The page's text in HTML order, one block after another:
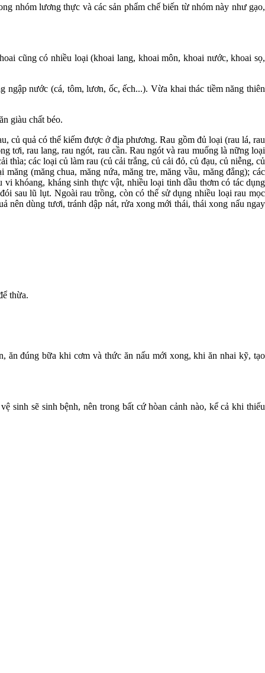
nhóm lương thực và các sản phẩm chế biến từ nhóm này như gạo,
cũng có nhiều loại (khoai lang, khoai môn, khoai nước, khoai sọ,
ngập nước (cá, tôm, lươn, ốc, ếch...). Vừa khai thác tiềm năng thiên
giàu chất béo.
củ quả có thể kiếm được ở địa phương. Rau gồm đủ loại (rau lá, rau
tơi, rau lang, rau ngót, rau cần. Rau ngót và rau muống là nững loại
thìa; các loại củ làm rau (củ cải trắng, củ cải đỏ, củ đạu, củ niễng, củ
(măng chua, măng nứa, măng tre, măng vầu, măng đắng); các
khóang, kháng sinh thực vật, nhiều loại tinh dầu thơm có tác dụng
sau lũ lụt. Ngoài rau trồng, còn có thể sử dụng nhiều loại rau mọc
nên dùng tươi, tránh dập nát, rửa xong mới thái, thái xong nấu ngay
thừa.
ăn đúng bữa khi cơm và thức ăn nấu mới xong, khi ăn nhai kỹ, tạo
sinh sẽ sinh bệnh, nên trong bất cứ hòan cảnh nào, kể cả khi thiếu